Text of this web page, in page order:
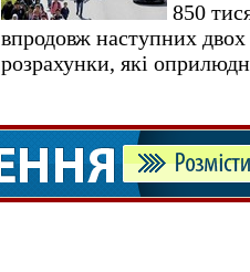
850
впродовж наступних
розрахунки, які